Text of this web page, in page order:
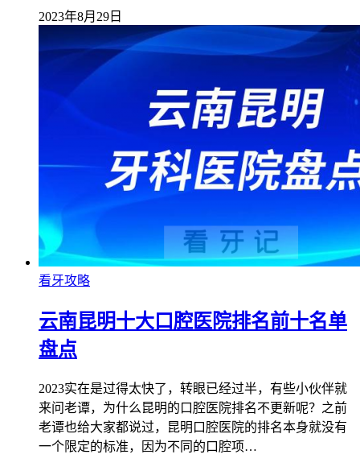
2023年8月29日
看牙攻略
云南昆明十大口腔医院排名前十名单
盘点
2023实在是过得太快了，转眼已经过半，有些小伙伴就
来问老谭，为什么昆明的口腔医院排名不更新呢？之前
老谭也给大家都说过，昆明口腔医院的排名本身就没有
一个限定的标准，因为不同的口腔项…